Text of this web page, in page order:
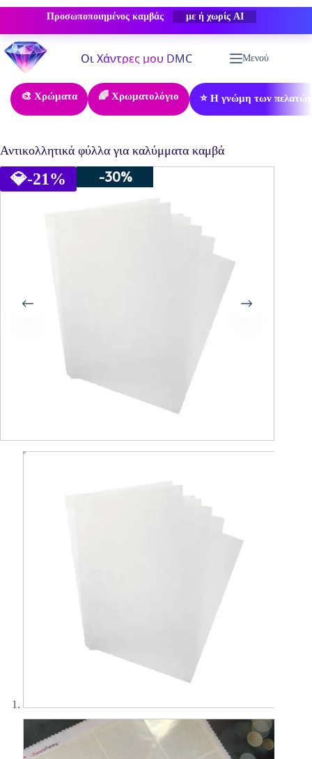
Προσωποποιημένος καμβάς -50% ΕΚΠΤΩΣΗ
Μετάβαση
στο
περιεχόμενο
Μενού
🎨 Χρώματα 🌈 Χρωματολόγιο ⭐ Η γνώμη των πελατών
Αντικολλητικά φύλλα για καλύμματα καμβά
💎-21% -30%